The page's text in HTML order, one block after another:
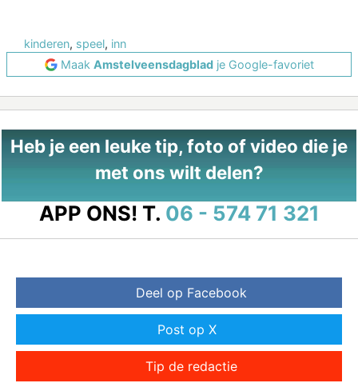
kinderen, speel, inn
Maak Amstelveensdagbladje Google-favoriet
Heb je een leuke tip, foto of video die je
met ons wilt delen?
APP ONS! T. 06 - 574 71 321
Deel op Facebook
Post op X
Tip de redactie